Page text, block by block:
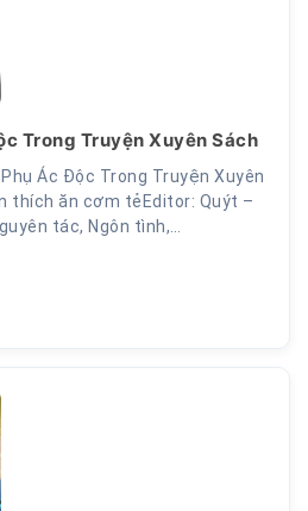
Trong Truyện Xuyên Sách
Ác Độc Trong Truyện Xuyên
thích ăn cơm tẻEditor: Quýt –
tác, Ngôn tình,…